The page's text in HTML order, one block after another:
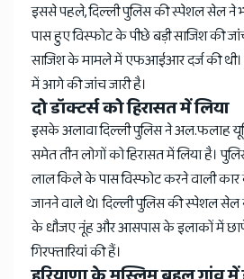
इससे पहले, दिल्ली पुलिस की स्पेशल सेल ने
पास हुए विस्फोट के पीछे बड़ी साजिश की
साजिश के मामले में एफआईआर दर्ज की थी।
में आगे की जांच जारी है।
दो डॉक्टर्स को हिरासत में लिया
इसके अलावा दिल्ली पुलिस ने अल.फलाह
समेत तीन लोगों को हिरासत में लिया है।
लाल किले के पास विस्फोट करने वाली
जानने वाले थे। दिल्ली पुलिस की स्पेशल सेल
के धौजए नूंह और आसपास के इलाकों में
गिरफ्तारियां की हैं।